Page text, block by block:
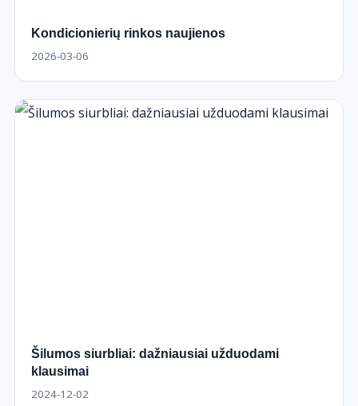
Kondicionierių rinkos naujienos
2026-03-06
Šilumos siurbliai: dažniausiai užduodami
klausimai
2024-12-02